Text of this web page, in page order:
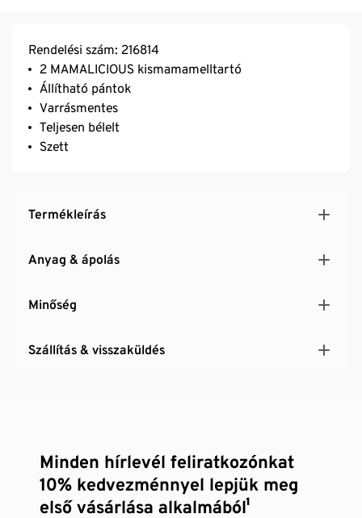
Rendelési szám: 216814
2 MAMALICIOUS kismamamelltartó
Állítható pántok
Varrásmentes
Teljesen bélelt
Szett
Termékleírás
Anyag & ápolás
Minőség
Szállítás & visszaküldés
Minden hírlevél feliratkozónkat
10% kedvezménnyel lepjük meg
első vásárlása alkalmából¹